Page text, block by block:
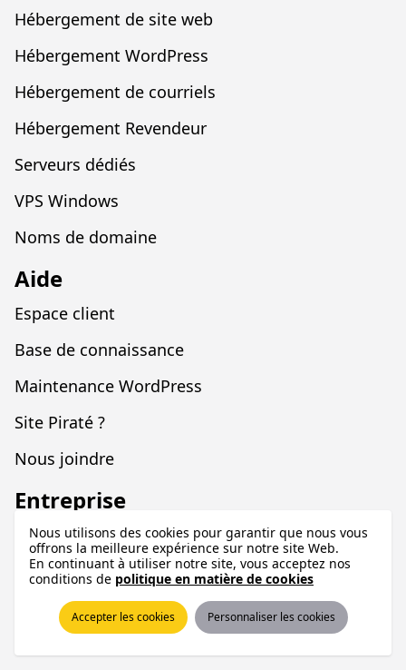
Hébergement de site web
Hébergement WordPress
Hébergement de courriels
Hébergement Revendeur
Serveurs dédiés
VPS Windows
Noms de domaine
Aide
Espace client
Base de connaissance
Maintenance WordPress
Site Piraté ?
Nous joindre
Entreprise
À propos
Blogue
Nous utilisons des cookies pour garantir que nous vous
offrons la meilleure expérience sur notre site Web.
En continuant à utiliser notre site, vous acceptez nos
conditions de politique en matière de cookies
Accepter les cookies Personnaliser les cookies